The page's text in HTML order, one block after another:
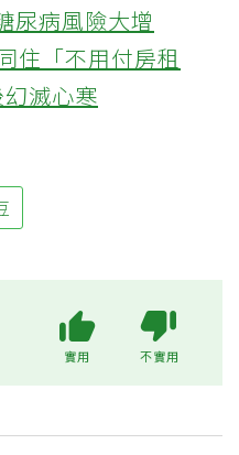
尿病風險大增
住「不用付房租
滅心寒
實用 不實用